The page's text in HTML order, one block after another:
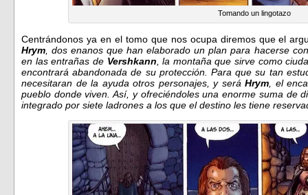
Tomando un lingotazo
Centrándonos ya en el tomo que nos ocupa diremos que el
Hrym , dos enanos que han elaborado un plan para hacerse
en las entrañas de Vershkann , la montaña que sirve como
encontrará abandonada de su protección. Para que su tan
necesitaran de la ayuda otros personajes, y seráHrym , el
pueblo donde viven. Así, y ofreciéndoles una enorme suma de
integrado por siete ladrones a los que el destino les tiene